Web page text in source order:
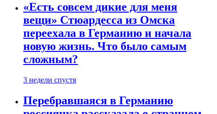
«Есть совсем дикие для меня
вещи» Стюардесса из Омска
переехала в Германию и начала
новую жизнь. Что было самым
сложным?
3 недели спустя
Перебравшаяся в Германию